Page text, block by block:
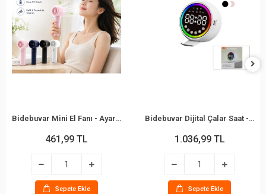
Bidebuvar Mini El Fanı - Ayarlanabilir Hız - Dijital Gösterge - 5W - Karışık Renk
461,99 TL
Sepete Ekle
Bidebuvar Dijital Çalar Saat - Bluetooth Özellikli Mini Hoparlör - USB Şarjlı - Işıklı
1.036,99 TL
Sepete Ekle